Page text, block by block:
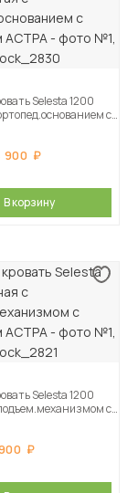
Selesta 1200
с
900
В корзину
Selesta 1200
с